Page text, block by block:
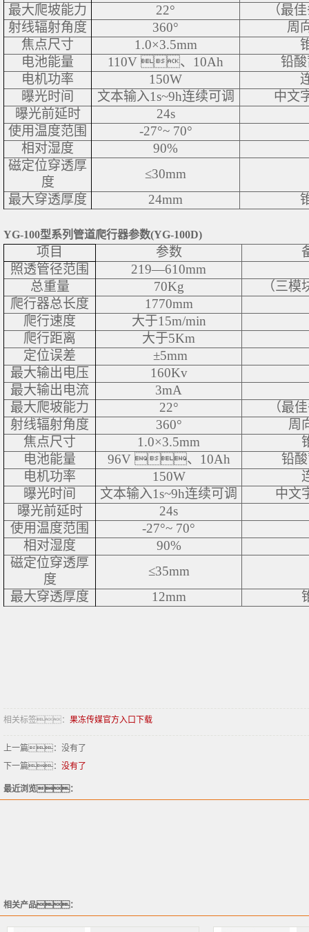
最大爬坡能力
22°
（最
射线辐射角度
360°
周
焦点尺寸
1.0×3.5mm
电池能量
110V 、10Ah
铅
电机功率
150W
曝光时间
文本输入1s~9h连续可调
中文
曝光前延时
24s
使用温度范围
-27°~ 70°
相对湿度
90%
磁定位穿透厚
度
≤30mm
最大穿透厚度
24mm
YG-100型系列管道爬行器参数(YG-100D)
项目 参数
照透管径范围
219—610mm
总重量
70Kg
（三模
爬行器总长度
1770mm
爬行速度
大于15m/min
爬行距离
大于5Km
定位误差
±5mm
最大输出电压
160Kv
最大输出电流
3mA
最大爬坡能力
22°
（最
射线辐射角度
360°
周
焦点尺寸
1.0×3.5mm
电池能量
96V 、10Ah
铅
电机功率
150W
曝光时间
文本输入1s~9h连续可调
中文
曝光前延时
24s
使用温度范围
-27°~ 70°
相对湿度
90%
磁定位穿透厚
度
≤35mm
最大穿透厚度
12mm
相关标签： 果冻传媒官方入口下载
上一篇：没有了
下一篇： 没有了
最近浏览：
相关产品：